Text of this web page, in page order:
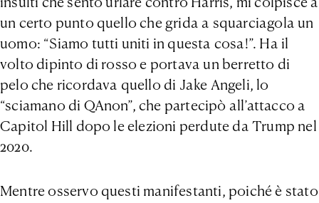
un certo punto quello che grida a squarciagola un
uomo: “Siamo tutti uniti in questa cosa!”. Ha il
volto dipinto di rosso e portava un berretto di
pelo che ricordava quello di Jake Angeli, lo
“sciamano di QAnon”, che partecipò all’attacco a
Capitol Hill dopo le elezioni perdute da Trump nel
2020.
Mentre osservo questi manifestanti, poiché è stato